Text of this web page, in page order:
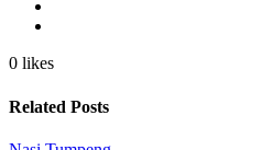
0 likes
Related Posts